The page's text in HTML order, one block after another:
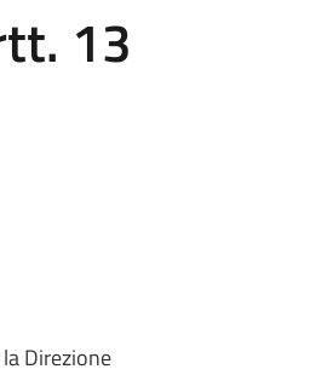
13
Direzione